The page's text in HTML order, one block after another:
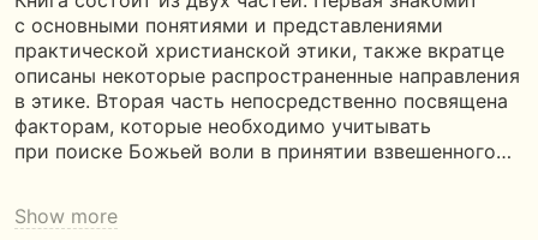
с основными понятиями и представлениями
практической христианской этики, также вкратце
описаны некоторые распространенные направления
в этике. Вторая часть непосредственно посвящена
факторам, которые необходимо учитывать
при поиске Божьей воли в принятии взвешенного…
Show more